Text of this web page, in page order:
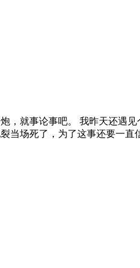
就事论事吧。 我昨天还遇
场死了，为了这事还要一